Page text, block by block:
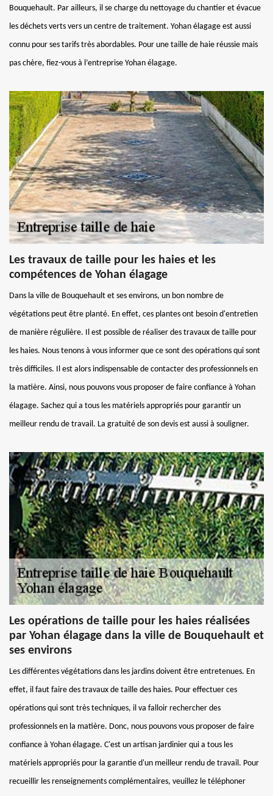
Bouquehault. Par ailleurs, il se charge du nettoyage du chantier et évacue
les déchets verts vers un centre de traitement. Yohan élagage est aussi
connu pour ses tarifs très abordables. Pour une taille de haie réussie mais
pas chère, fiez-vous à l’entreprise Yohan élagage.
Les travaux de taille pour les haies et les
compétences de Yohan élagage
Dans la ville de Bouquehault et ses environs, un bon nombre de
végétations peut être planté. En effet, ces plantes ont besoin d'entretien
de manière régulière. Il est possible de réaliser des travaux de taille pour
les haies. Nous tenons à vous informer que ce sont des opérations qui sont
très difficiles. Il est alors indispensable de contacter des professionnels en
la matière. Ainsi, nous pouvons vous proposer de faire confiance à Yohan
élagage. Sachez qui a tous les matériels appropriés pour garantir un
meilleur rendu de travail. La gratuité de son devis est aussi à souligner.
Les opérations de taille pour les haies réalisées
par Yohan élagage dans la ville de Bouquehault et
ses environs
Les différentes végétations dans les jardins doivent être entretenues. En
effet, il faut faire des travaux de taille des haies. Pour effectuer ces
opérations qui sont très techniques, il va falloir rechercher des
professionnels en la matière. Donc, nous pouvons vous proposer de faire
confiance à Yohan élagage. C'est un artisan jardinier qui a tous les
matériels appropriés pour la garantie d'un meilleur rendu de travail. Pour
recueillir les renseignements complémentaires, veuillez le téléphoner